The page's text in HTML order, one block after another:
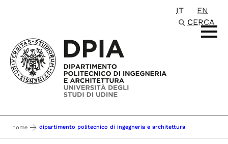
IT
EN
CERCA
home dipartimento politecnico di ingegneria e architettura